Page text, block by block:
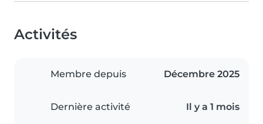
Activités
Membre depuis Décembre 2025
Dernière activité Il y a 1 mois